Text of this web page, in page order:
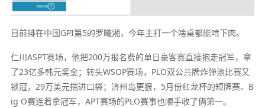
目前排在中国GPI第5的罗曦湘，今年主打一个啥桌都能啃下肉。
仁川ASPT赛场，他把200万报名费的单日豪客赛直接抱走冠军，拿
了23亿多韩元奖金；转头WSOP赛场，PLO双公共牌炸弹池比赛又
锁冠，29万美元揣进口袋；济州岛更狠，5月份红龙杯的短牌赛、B
ig O赛连着拿冠军，APT赛场的PLO赛事也顺手收了俩第一。